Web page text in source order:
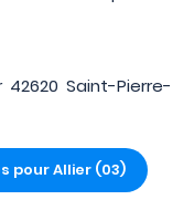
Saint-Pierre-
pour Allier (03)